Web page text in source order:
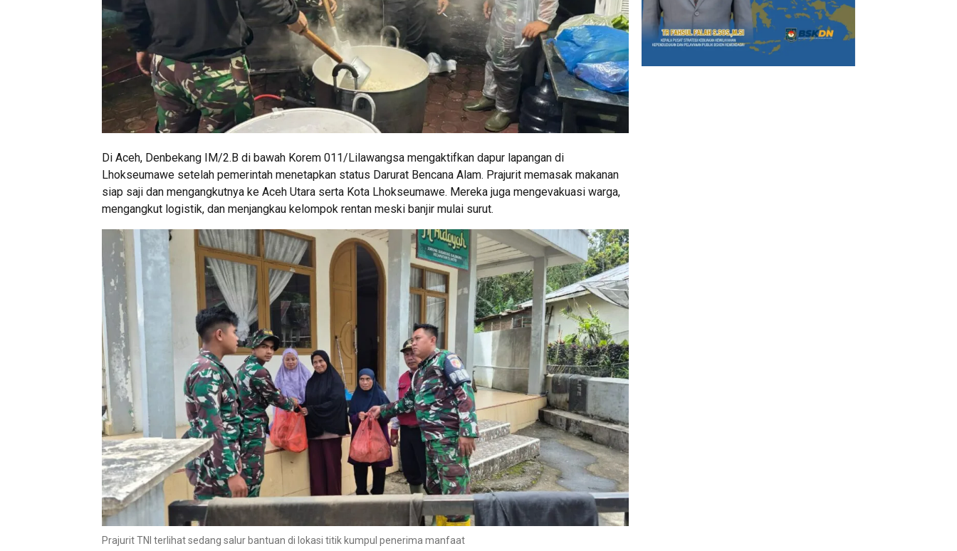
Di Aceh, Denbekang IM/2.B di bawah Korem 011/Lilawangsa mengaktifkan dapur lapangan di
Lhokseumawe setelah pemerintah menetapkan status Darurat Bencana Alam. Prajurit memasak makanan
siap saji dan mengangkutnya ke Aceh Utara serta Kota Lhokseumawe. Mereka juga mengevakuasi warga,
mengangkut logistik, dan menjangkau kelompok rentan meski banjir mulai surut.
Prajurit TNI terlihat sedang salur bantuan di lokasi titik kumpul penerima manfaat